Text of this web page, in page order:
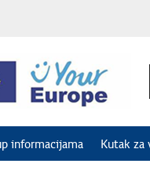
informacijama Kutak za